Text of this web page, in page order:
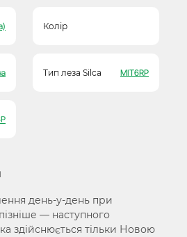
Колір
Тип леза Silca MIT6RP
день-у-день при
— наступного
здійснюється тільки Новою